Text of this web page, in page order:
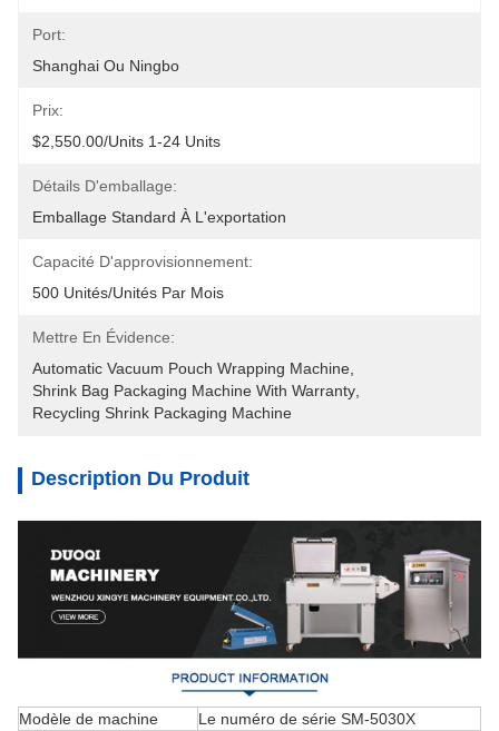
Port:
Shanghai Ou Ningbo
Prix:
$2,550.00/units 1-24 Units
Détails D'emballage:
Emballage Standard À L'exportation
Capacité D'approvisionnement:
500 Unités/unités Par Mois
Mettre En Évidence:
Automatic Vacuum Pouch Wrapping Machine
Shrink Bag Packaging Machine With Warranty
Recycling Shrink Packaging Machine
Description Du Produit
Modèle de machine
Le numéro de série SM-5030X